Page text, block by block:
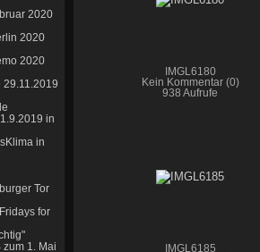
2020
2020
2020
29.11.2019
in
in
Tor
for
zum 1. Mai
IMGL6180
Kein Kommentar (0)
938 Aufrufe
IMGL6185